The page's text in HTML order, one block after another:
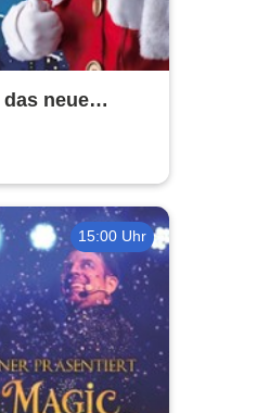
neue
(nicht
15:00 Uhr